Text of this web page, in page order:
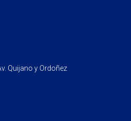
Quijano y Ordoñez